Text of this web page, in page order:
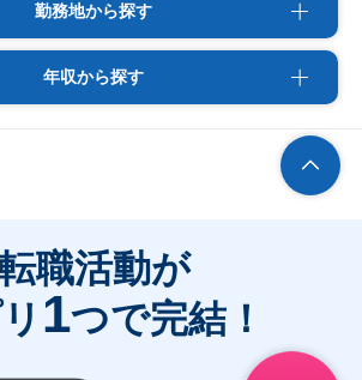
勤務地から探す
年収から探す
職活動が
1つで完結！